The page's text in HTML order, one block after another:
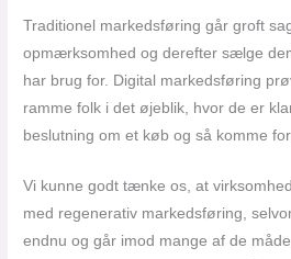
Traditionel markedsføring går groft
opmærksomhed og derefter sælge
har brug for. Digital markedsføring
ramme folk i det øjeblik, hvor de er
beslutning om et køb og så komme
Vi kunne godt tænke os, at
med regenerativ markedsføring,
endnu og går imod mange af de